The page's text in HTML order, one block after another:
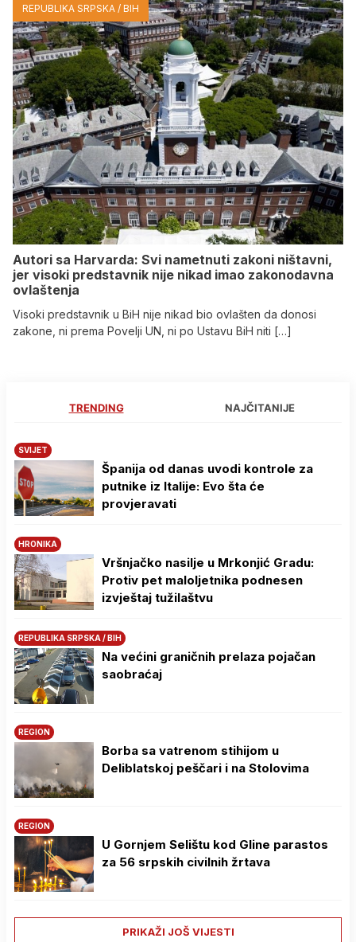
REPUBLIKA SRPSKA / BIH
Autori sa Harvarda: Svi nametnuti zakoni ništavni,
jer visoki predstavnik nije nikad imao zakonodavna
ovlaštenja
Visoki predstavnik u BiH nije nikad bio ovlašten da donosi
zakone, ni prema Povelji UN, ni po Ustavu BiH niti […]
TRENDING NAJČITANIJE
SVIJET
Španija od danas uvodi kontrole za
putnike iz Italije: Evo šta će
provjeravati
HRONIKA
Vršnjačko nasilje u Mrkonjić Gradu:
Protiv pet maloljetnika podnesen
izvještaj tužilaštvu
REPUBLIKA SRPSKA / BIH
Na većini graničnih prelaza pojačan
saobraćaj
REGION
Borba sa vatrenom stihijom u
Deliblatskoj peščari i na Stolovima
REGION
U Gornjem Selištu kod Gline parastos
za 56 srpskih civilnih žrtava
PRIKAŽI JOŠ VIJESTI